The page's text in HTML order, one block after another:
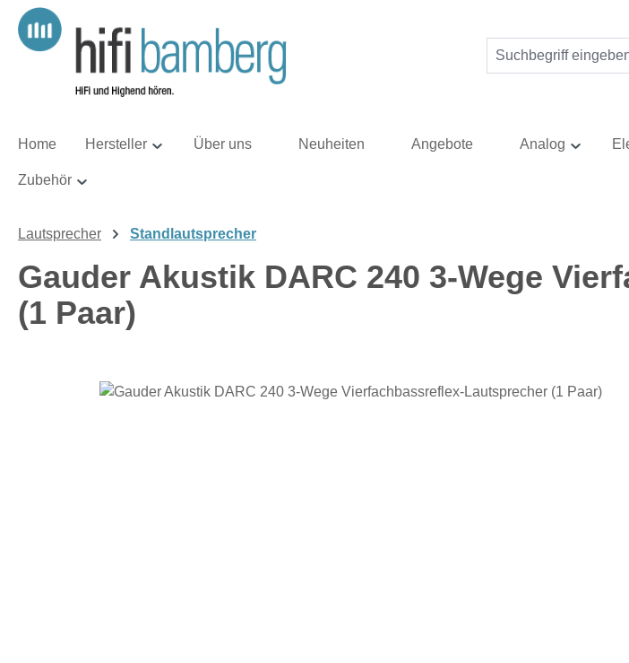
Hauptinhalt springen
Zur Suche springen
Zur Hauptnavigation springen
Home Hersteller Über uns Neuheiten Angebote Analog
Zubehör
Lautsprecher Standlautsprecher
Gauder Akustik DARC 240 3-Wege
(1 Paar)
Bildergalerie überspringen